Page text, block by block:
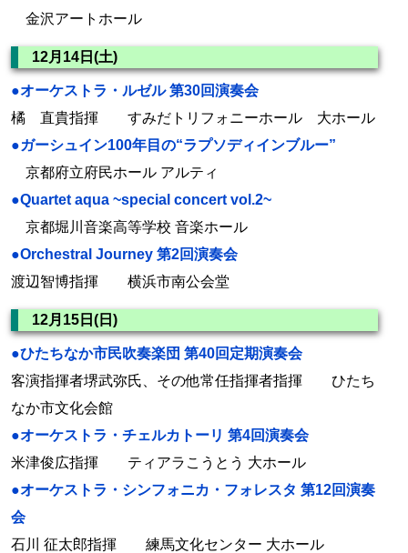
金沢アートホール
12月14日(土)
●オーケストラ・ルゼル 第30回演奏会
橘 直貴指揮 すみだトリフォニーホール 大ホール
●ガーシュイン100年目の“ラプソディインブルー”
京都府立府民ホール アルティ
●Quartet aqua ~special concert vol.2~
京都堀川音楽高等学校 音楽ホール
●Orchestral Journey 第2回演奏会
渡辺智博指揮 横浜市南公会堂
12月15日(日)
●ひたちなか市民吹奏楽団 第40回定期演奏会
客演指揮者堺武弥氏、その他常任指揮者指揮 ひたち
なか市文化会館
●オーケストラ・チェルカトーリ 第4回演奏会
米津俊広指揮 ティアラこうとう 大ホール
●オーケストラ・シンフォニカ・フォレスタ 第12回演奏
会
石川 征太郎指揮 練馬文化センター 大ホール